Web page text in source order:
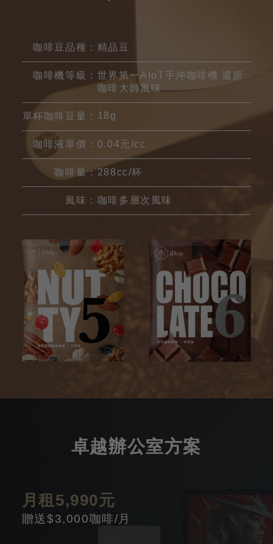
咖啡豆品種： 精品豆
咖啡機等級： 世界第一AIoT手沖咖啡機 還原
咖啡大師風味
單杯咖啡豆量： 18g
咖啡液單價： 0.04元/cc
咖啡量： 288cc/杯
風味： 咖啡多層次風味
卓越辦公室方案
月租5,990元
贈送$3,000咖啡/月